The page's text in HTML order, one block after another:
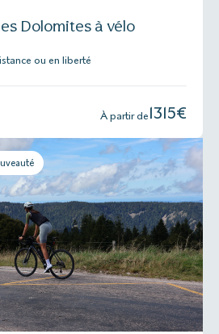
Dolomites à vélo
ou en liberté
À partir de 1315€